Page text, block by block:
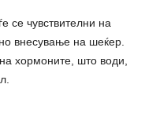
се чувствителни на
внесување на шеќер.
хормоните, што води,